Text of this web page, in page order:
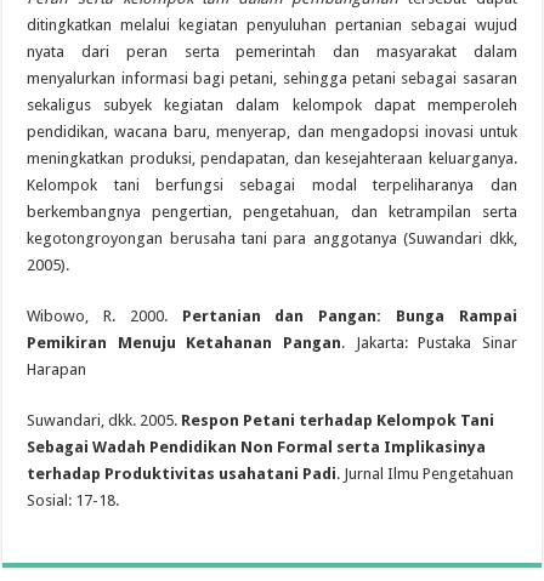
ditingkatkan melalui kegiatan penyuluhan pertanian sebagai wujud
nyata dari peran serta pemerintah dan masyarakat dalam
menyalurkan informasi bagi petani, sehingga petani sebagai sasaran
sekaligus subyek kegiatan dalam kelompok dapat memperoleh
pendidikan, wacana baru, menyerap, dan mengadopsi inovasi untuk
meningkatkan produksi, pendapatan, dan kesejahteraan keluarganya.
Kelompok tani berfungsi sebagai modal terpeliharanya dan
berkembangnya pengertian, pengetahuan, dan ketrampilan serta
kegotongroyongan berusaha tani para anggotanya (Suwandari dkk,
2005).
Wibowo, R. 2000. Pertanian dan Pangan: Bunga Rampai
Pemikiran Menuju Ketahanan Pangan. Jakarta: Pustaka Sinar
Harapan
Suwandari, dkk. 2005. Respon Petani terhadap Kelompok Tani
Sebagai Wadah Pendidikan Non Formal serta Implikasinya
terhadap Produktivitas usahatani Padi. Jurnal Ilmu Pengetahuan
Sosial: 17-18.